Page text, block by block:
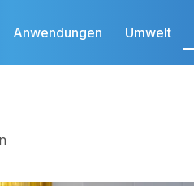
Anwendungen Umwelt